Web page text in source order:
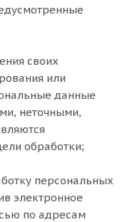
своих
или
данные
неточными,
обработки;
персональных
электронное
по адресам